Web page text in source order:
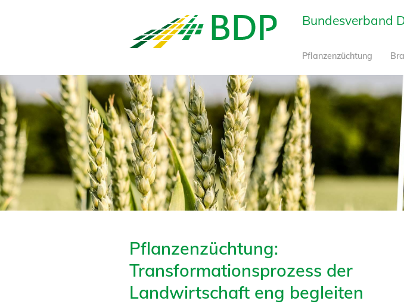
Bundesverband
Pflanzenzüchtung
Pflanzenzüchtung:
Transformationsprozess der
Landwirtschaft eng begleiten